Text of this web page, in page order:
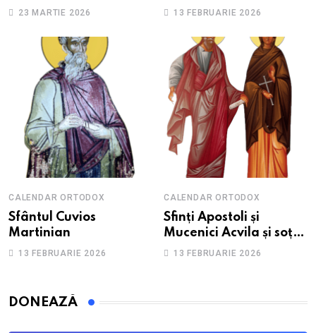
de depresie și
23 MARTIE 2026
Alexandriei
13 FEBRUARIE 2026
CALENDAR ORTODOX
Sfântul Cuvios
Martinian
13 FEBRUARIE 2026
CALENDAR ORTODOX
Sfinți Apostoli și
Mucenici Acvila și soția
sa, Priscila
13 FEBRUARIE 2026
DONEAZĂ